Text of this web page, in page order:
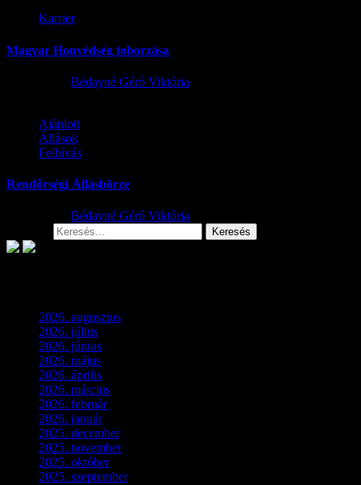
Karrier
Magyar Honvédség toborzása
Bédayné Géró Viktória
Ajánlott
Állások
Felhívás
Rendőrségi Állásbörze
Bédayné Géró Viktória
2026. augusztus
2026. július
2026. június
2026. május
2026. április
2026. március
2026. február(4)
2026. január(2)
2025. december(4)
2025. november(3)
2025. október(3)
2025. szeptember(5)